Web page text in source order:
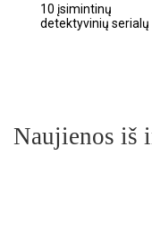
10 įsimintinų
detektyvinių serialų
Naujienos iš